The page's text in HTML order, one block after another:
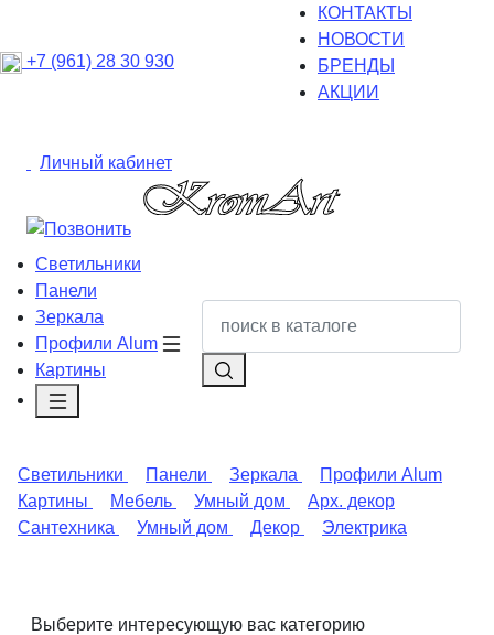
+7 (961) 28 30 930
КОНТАКТЫ
НОВОСТИ
БРЕНДЫ
АКЦИИ
Личный кабинет
Светильники
Панели
Зеркала
Профили Alum
Картины
Светильники Панели Зеркала
Профили Alum
Картины
Мебель Умный дом
Арх. декор
Сантехника
Умный дом Декор Электрика
Выберите интересующую вас категорию